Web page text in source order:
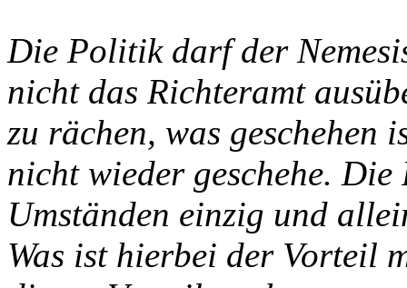
Die Politik darf der
nicht das Richteramt
zu rächen, was geschehen
nicht wieder geschehe.
Umständen einzig und
Was ist hierbei der Vorteil